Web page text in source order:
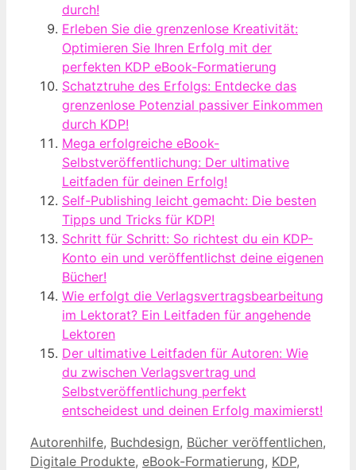
durch!
Erleben Sie die grenzenlose Kreativität:
Optimieren Sie Ihren Erfolg mit der
perfekten KDP eBook-Formatierung
Schatztruhe des Erfolgs: Entdecke das
grenzenlose Potenzial passiver Einkommen
durch KDP!
Mega erfolgreiche eBook-
Selbstveröffentlichung: Der ultimative
Leitfaden für deinen Erfolg!
Self-Publishing leicht gemacht: Die besten
Tipps und Tricks für KDP!
Schritt für Schritt: So richtest du ein KDP-
Konto ein und veröffentlichst deine eigenen
Bücher!
Wie erfolgt die Verlagsvertragsbearbeitung
im Lektorat? Ein Leitfaden für angehende
Lektoren
Der ultimative Leitfaden für Autoren: Wie
du zwischen Verlagsvertrag und
Selbstveröffentlichung perfekt
entscheidest und deinen Erfolg maximierst!
Kategorien
Autorenhilfe, Buchdesign, Bücher veröffentlichen,
Digitale Produkte, eBook-Formatierung, KDP,